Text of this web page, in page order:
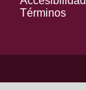
Términos